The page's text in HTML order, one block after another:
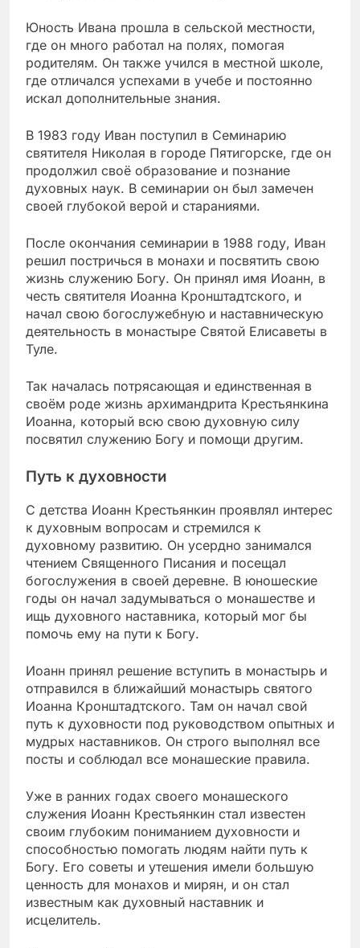
Юность Ивана прошла в сельской местности,
где он много работал на полях, помогая
родителям. Он также учился в местной школе,
где отличался успехами в учебе и постоянно
искал дополнительные знания.
В 1983 году Иван поступил в Семинарию
святителя Николая в городе Пятигорске, где он
продолжил своё образование и познание
духовных наук. В семинарии он был замечен
своей глубокой верой и стараниями.
После окончания семинарии в 1988 году, Иван
решил постричься в монахи и посвятить свою
жизнь служению Богу. Он принял имя Иоанн, в
честь святителя Иоанна Кронштадтского, и
начал свою богослужебную и наставническую
деятельность в монастыре Святой Елисаветы в
Туле.
Так началась потрясающая и единственная в
своём роде жизнь архимандрита Крестьянкина
Иоанна, который всю свою духовную силу
посвятил служению Богу и помощи другим.
Путь к духовности
С детства Иоанн Крестьянкин проявлял интерес
к духовным вопросам и стремился к
духовному развитию. Он усердно занимался
чтением Священного Писания и посещал
богослужения в своей деревне. В юношеские
годы он начал задумываться о монашестве и
ищь духовного наставника, который мог бы
помочь ему на пути к Богу.
Иоанн принял решение вступить в монастырь и
отправился в ближайший монастырь святого
Иоанна Кронштадтского. Там он начал свой
путь к духовности под руководством опытных и
мудрых наставников. Он строго выполнял все
посты и соблюдал все монашеские правила.
Уже в ранних годах своего монашеского
служения Иоанн Крестьянкин стал известен
своим глубоким пониманием духовности и
способностью помогать людям найти путь к
Богу. Его советы и утешения имели большую
ценность для монахов и мирян, и он стал
известным как духовный наставник и
исцелитель.